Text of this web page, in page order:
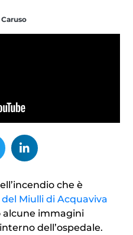
che è
Miulli di Acquaviva
alcune immagini
dell’ospedale.